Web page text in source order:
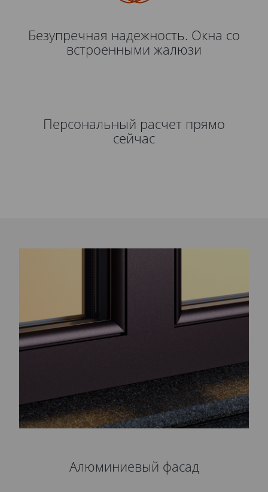
Безупречная надежность. Окна со
встроенными жалюзи
Персональный расчет прямо
сейчас
Алюминиевый фасад